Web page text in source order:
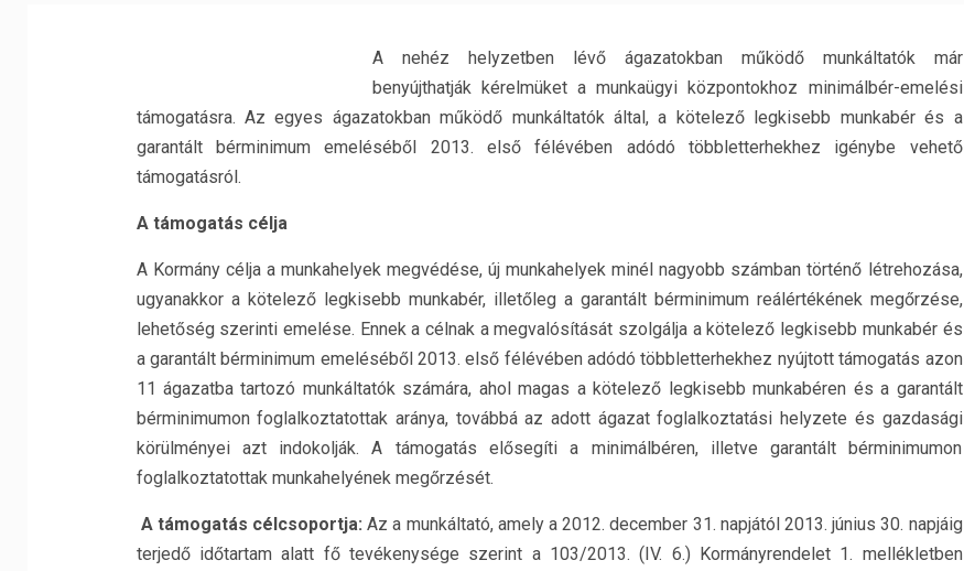
A nehéz helyzetben lévő ágazatokban működő munkáltatók már
benyújthatják kérelmüket a munkaügyi központokhoz minimálbér-emelési
támogatásra. Az egyes ágazatokban működő munkáltatók által, a kötelező legkisebb munkabér és a
garantált bérminimum emeléséből 2013. első félévében adódó többletterhekhez igénybe vehető
támogatásról.
A támogatás célja
A Kormány célja a munkahelyek megvédése, új munkahelyek minél nagyobb számban történő létrehozása,
ugyanakkor a kötelező legkisebb munkabér, illetőleg a garantált bérminimum reálértékének megőrzése,
lehetőség szerinti emelése. Ennek a célnak a megvalósítását szolgálja a kötelező legkisebb munkabér és
a garantált bérminimum emeléséből 2013. első félévében adódó többletterhekhez nyújtott támogatás azon
11 ágazatba tartozó munkáltatók számára, ahol magas a kötelező legkisebb munkabéren és a garantált
bérminimumon foglalkoztatottak aránya, továbbá az adott ágazat foglalkoztatási helyzete és gazdasági
körülményei azt indokolják. A támogatás elősegíti a minimálbéren, illetve garantált bérminimumon
foglalkoztatottak munkahelyének megőrzését.
A támogatás célcsoportja:Az a munkáltató, amely a 2012. december 31. napjától 2013. június 30. napjáig
terjedő időtartam alatt fő tevékenysége szerint a 103/2013. (IV. 6.) Kormányrendelet 1. mellékletben